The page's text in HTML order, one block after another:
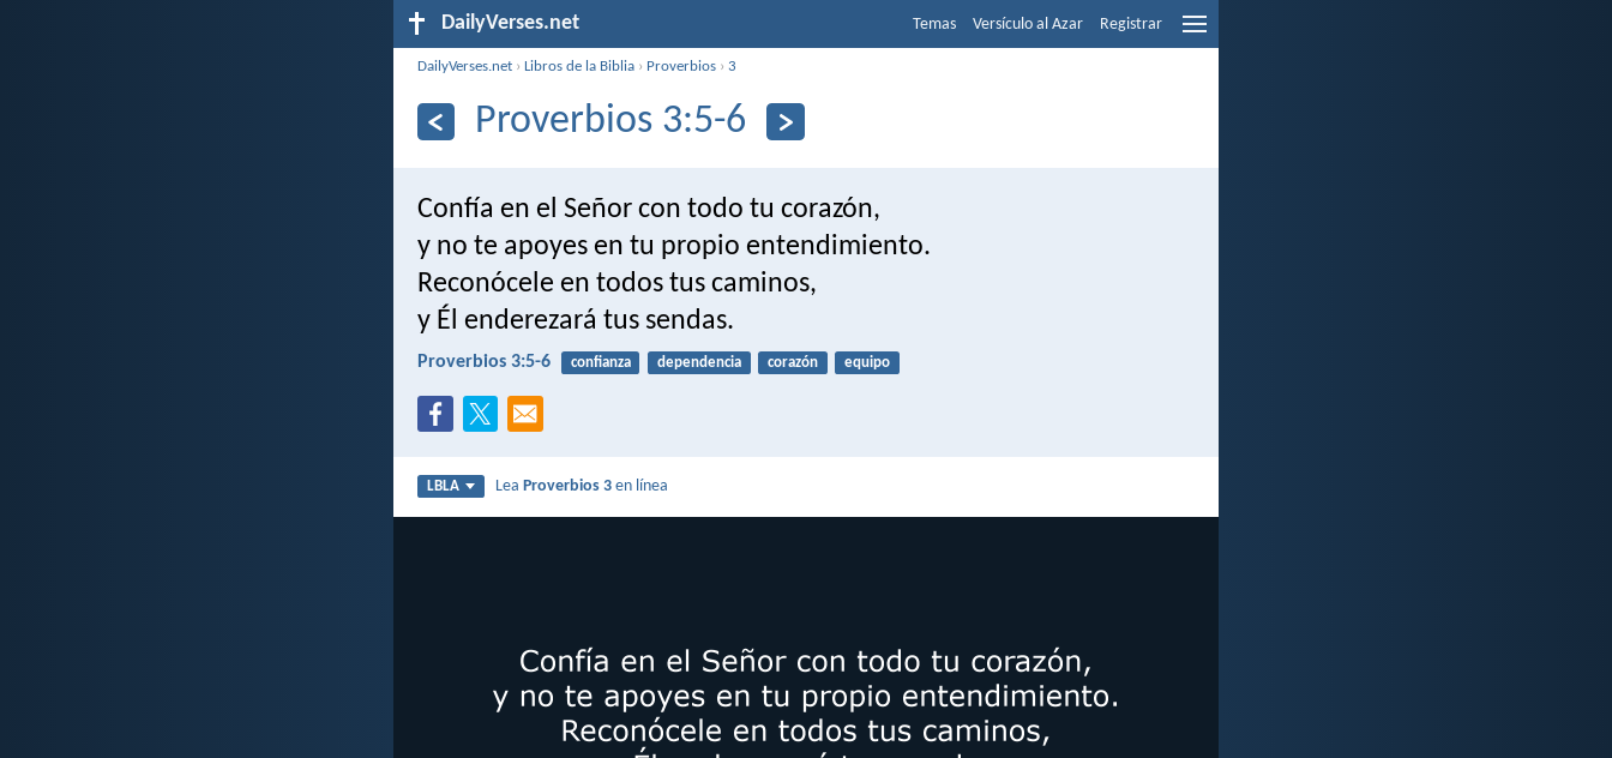
DailyVerses.net Temas Versículo al Azar Registrar
DailyVerses.net ›Libros de la Biblia › Proverbios ›3
Proverbios 3:5-6
Confía en el Señor con todo tu corazón,
y no te apoyes en tu propio entendimiento.
Reconócele en todos tus caminos,
y Él enderezará tus sendas.
Proverbios 3:5-6 confianza dependencia corazón equipo
LBLA LeaProverbios 3 en línea